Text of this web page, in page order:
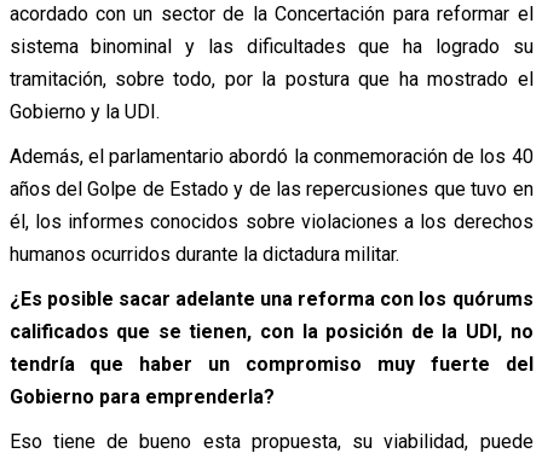
acordado con un sector de la Concertación para reformar el
sistema binominal y las dificultades que ha logrado su
tramitación, sobre todo, por la postura que ha mostrado el
Gobierno y la UDI.
Además, el parlamentario abordó la conmemoración de los 40
años del Golpe de Estado y de las repercusiones que tuvo en
él, los informes conocidos sobre violaciones a los derechos
humanos ocurridos durante la dictadura militar.
¿Es posible sacar adelante una reforma con los quórums
calificados que se tienen, con la posición de la UDI, no
tendría que haber un compromiso muy fuerte del
Gobierno para emprenderla?
Eso tiene de bueno esta propuesta, su viabilidad, puede